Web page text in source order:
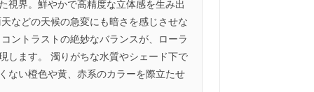
視界。鮮やかで高精度な立体感を生み出
などの天候の急変にも暗さを感じさせな
ントラストの絶妙なバランスが、ローラ
します。 濁りがちな水質やシェード下で
ない橙色や黄、赤系のカラーを際立たせ